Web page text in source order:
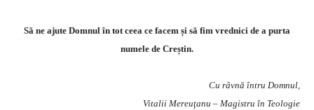
Să ne ajute Domnul în tot ceea ce facem și să fim vrednici de a purta
numele de Creștin.
Cu râvnă întru Domnul,
Vitalii Mereuţanu – Magistru în Teologie